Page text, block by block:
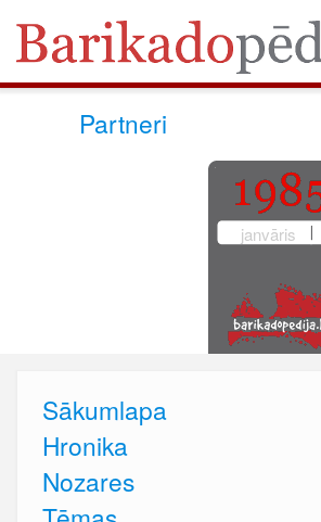
Partneri
janvāris
Sākumlapa
Hronika
Nozares